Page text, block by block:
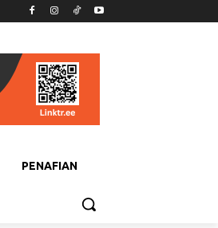
PENAFIAN